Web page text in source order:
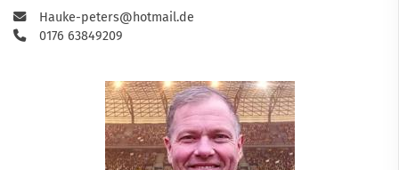
Hauke-peters@hotmail.de
0176 63849209